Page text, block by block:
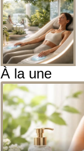
À la une